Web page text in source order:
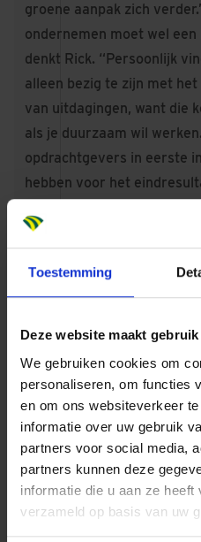
Toestemming
Deze website maakt
We gebruiken cookies om
personaliseren, om functies
en om ons websiteverkeer
informatie over uw gebruik
partners voor social media,
partners kunnen deze
informatie die u aan ze
verzameld op basis van uw
groene aanpak zich
ondernemen moet wel
denkt Rick. “Persoonlijk
alleen bezig te zijn met
van uitdagingen, want die
als je duurzaam wil
opdrachtgevers in eerste
hebben voor het
ondergeschikt belang. Het
bewegen om daarvoor te
En hoe denken de mannen
over 10 jaar uitziet? Rick:
groene werkmethodes
daar is nog wel wat voor
vraagt vaak om extra
denken.” Daar ligt ook
vinden Rick en Eldar. “Als
voldoende stroompunten